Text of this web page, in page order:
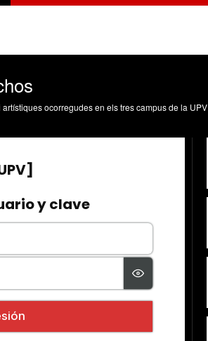
ocorregudes en els tres campus de la UPV